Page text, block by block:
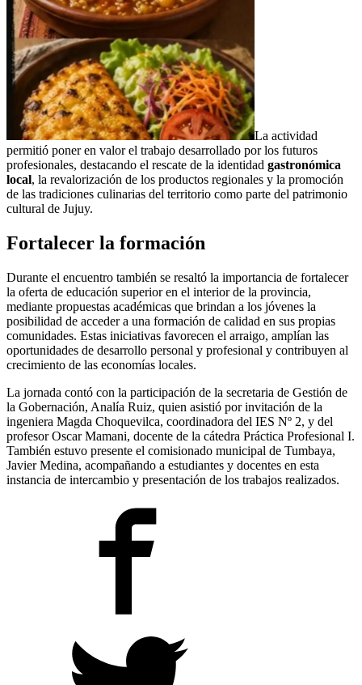
La actividad
permitió poner en valor el trabajo desarrollado por los futuros
profesionales, destacando el rescate de la identidad gastronómica
local, la revalorización de los productos regionales y la promoción
de las tradiciones culinarias del territorio como parte del patrimonio
cultural de Jujuy.
Fortalecer la formación
Durante el encuentro también se resaltó la importancia de fortalecer
la oferta de educación superior en el interior de la provincia,
mediante propuestas académicas que brindan a los jóvenes la
posibilidad de acceder a una formación de calidad en sus propias
comunidades. Estas iniciativas favorecen el arraigo, amplían las
oportunidades de desarrollo personal y profesional y contribuyen al
crecimiento de las economías locales.
La jornada contó con la participación de la secretaria de Gestión de
la Gobernación, Analía Ruiz, quien asistió por invitación de la
ingeniera Magda Choquevilca, coordinadora del IES Nº 2, y del
profesor Oscar Mamani, docente de la cátedra Práctica Profesional I.
También estuvo presente el comisionado municipal de Tumbaya,
Javier Medina, acompañando a estudiantes y docentes en esta
instancia de intercambio y presentación de los trabajos realizados.